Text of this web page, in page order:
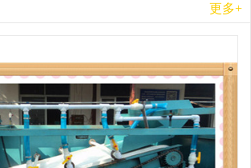
更多+